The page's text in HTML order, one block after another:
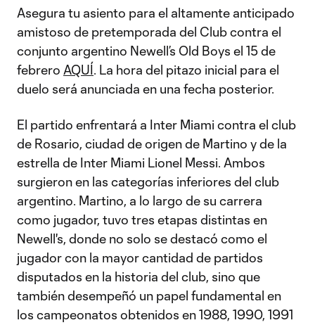
Asegura tu asiento para el altamente anticipado
amistoso de pretemporada del Club contra el
conjunto argentino Newell’s Old Boys el 15 de
febrero AQUÍ. La hora del pitazo inicial para el
duelo será anunciada en una fecha posterior.
El partido enfrentará a Inter Miami contra el club
de Rosario, ciudad de origen de Martino y de la
estrella de Inter Miami Lionel Messi. Ambos
surgieron en las categorías inferiores del club
argentino. Martino, a lo largo de su carrera
como jugador, tuvo tres etapas distintas en
Newell's, donde no solo se destacó como el
jugador con la mayor cantidad de partidos
disputados en la historia del club, sino que
también desempeñó un papel fundamental en
los campeonatos obtenidos en 1988, 1990, 1991